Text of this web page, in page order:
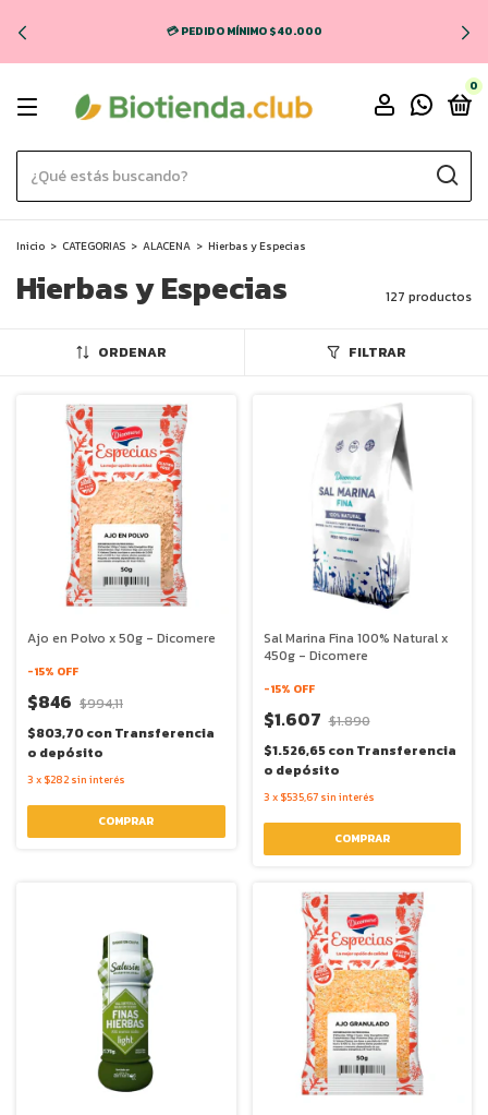
🚚 ENVÍO GRATIS EN CABA Y GBA (COMPRAS + $70.000) 💸
0
Inicio > CATEGORIAS > ALACENA > Hierbas y Especias
Hierbas y Especias 127 productos
ORDENAR FILTRAR
Ajo en Polvo x 50g - Dicomere
-15% OFF
$846 $994,11
$803,70conTransferencia
o depósito
3 x $282 sin interés
Sal Marina Fina 100% Natural x
450g - Dicomere
-15% OFF
$1.607 $1.890
$1.526,65conTransferencia
o depósito
3 x $535,67 sin interés